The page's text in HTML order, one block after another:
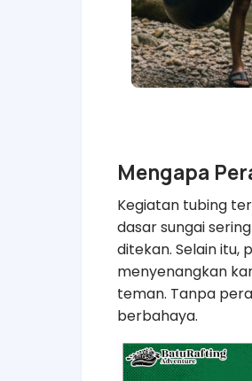
Mengapa
Kegiatan tubing
dasar sungai
ditekan. Selain
menyenangkan
teman. Tanpa
berbahaya.